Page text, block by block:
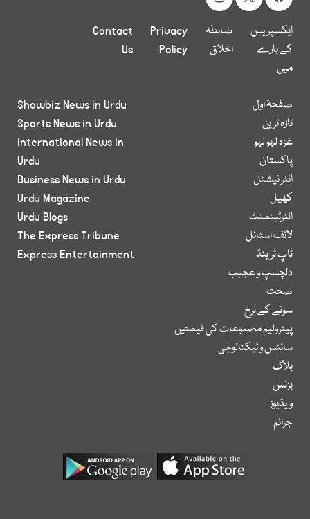
ایکسپریس
کے بارے
میں
ضابطہ
اخلاق
Privacy
Policy
Contact
Us
صفحۂ اول
تازہ ترین
غزہ لہو لہو
پاکستان
انٹر نیشنل
کھیل
انٹرٹینمنٹ
لائف اسٹائل
ٹاپ ٹرینڈ
دلچسپ و عجیب
صحت
سونے کے نرخ
پیٹرولیم مصنوعات کی قیمتیں
سائنس و ٹیکنالوجی
بلاگ
بزنس
ویڈیوز
جرائم
Showbiz News in Urdu
Sports News in Urdu
International News in
Urdu
Business News in Urdu
Urdu Magazine
Urdu Blogs
The Express Tribune
Express Entertainment